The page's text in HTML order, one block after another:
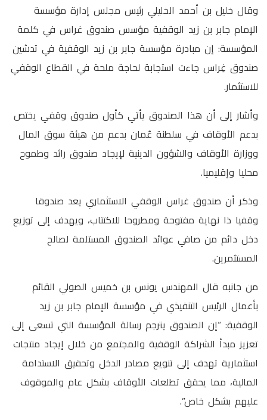
وقال خليل بن أحمد الخليلي رئيس مجلس إدارة مؤسسة
الإمام جابر بن زيد الوقفية مؤسس صندوق غراس في كلمة
المؤسسة: إن مبادرة مؤسسة جابر بن زيد الوقفية في تدشين
صندوق غِراس جاءت استجابة لحاجة ملحة في القطاع الوقفي
للاستثمار.
وأشار إلى أن هذا الصندوق يأتي كأول صندوق وقفي يختص
بدعم الأوقاف في سلطنة عُمان بدعم من هيئة سوق المال
ووزارة الأوقاف والشؤون الدينية لإيجاد صندوق رائد وطموح
محليا وإقليميا.
وذكر أن صندوق غراس الوقفي الاستثماري يعد صندوقا
وقفيا ذا نهاية مفتوحة ومطروحا للاكتتاب، ويهدف إلى توزيع
دخل دائم من صافي عوائد الصندوق المستلمة لصالح
المستثمرين.
من جانبه قال المهندس يونس بن خميس الصولي القائم
بأعمال الرئيس التنفيذي في مؤسسة الإمام جابر بن زيد
الوقفية: “إن الصندوق يترجم رسالة المؤسسة التي تسعى إلى
تعزيز مبدأ الشراكة الوقفية والمجتمع من خلال إيجاد منتجات
استثمارية تهدف إلى تنويع مصادر الدخل وتحقيق الاستدامة
المالية، مما يحقق تطلعات الأوقاف بشكل عام والموقوف
عليهم بشكل خاص”.